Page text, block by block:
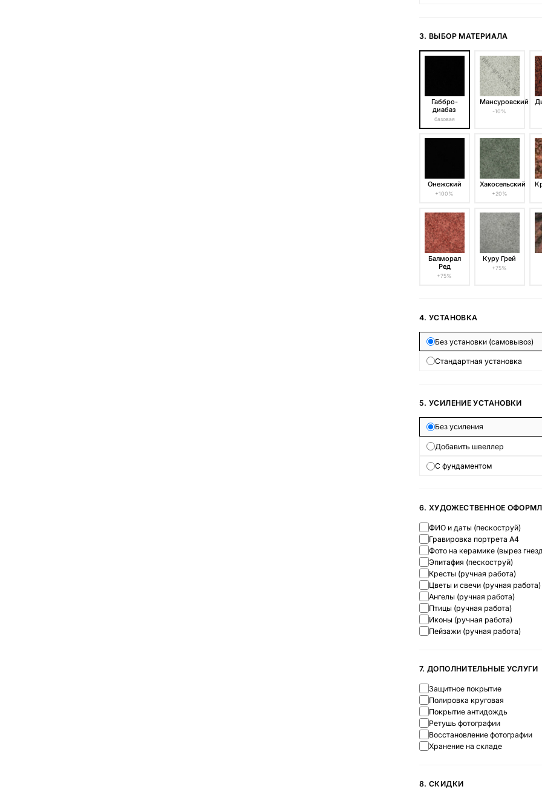
3. ВЫБОР МАТЕРИАЛА
Габбро-
диабаз
базовая
Мансуровский
-10%
Онежский
+100%
Хакосельский
+20%
Балморал
Ред
+75%
Куру Грей
+75%
4. УСТАНОВКА
Без установки (самовывоз)
Стандартная установка
5. УСИЛЕНИЕ УСТАНОВКИ
Без усиления
Добавить швеллер
С фундаментом
6. ХУДОЖЕСТВЕННОЕ
ФИО и даты (пескоструй)
Гравировка портрета А4
Фото на керамике (вырез
Эпитафия (пескоструй)
Кресты (ручная работа)
Цветы и свечи (ручная работа)
Ангелы (ручная работа)
Птицы (ручная работа)
Иконы (ручная работа)
Пейзажи (ручная работа)
7. ДОПОЛНИТЕЛЬНЫЕ УСЛУГИ
Защитное покрытие
Полировка круговая
Покрытие антидождь
Ретушь фотографии
Восстановление фотографии
Хранение на складе
8. СКИДКИ